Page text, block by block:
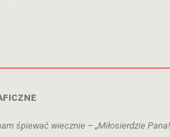
śpiewać wiecznie – „Miłosierdzie